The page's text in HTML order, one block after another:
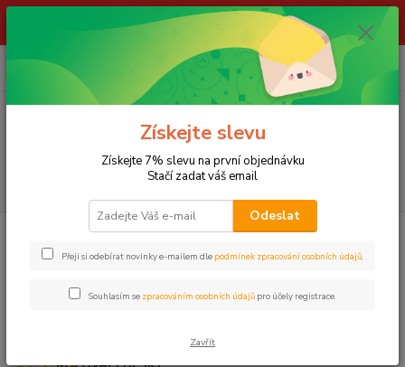
ŽIVÉ NÁSTRAHY !!! NEPOSÍLÁME !!! - ODBĚR POUZE NA NAŠÍ
za
VYBAVENÍ RYBÁŘE Rolabally a příslušenství
Rolabally a příslušenství
Získejte slevu
Získejte 7% slevu na první objednávku
Stačí zadat váš email
Odeslat
Přeji si odebírat novinky e-mailem dle podmínek zpracování osobních údajů.
Souhlasím se zpracováním osobních údajů pro účely registrace.
Zavřít